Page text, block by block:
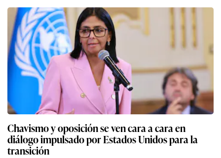
Chavismo y oposición se ven cara a cara en
diálogo impulsado por Estados Unidos para la
transición